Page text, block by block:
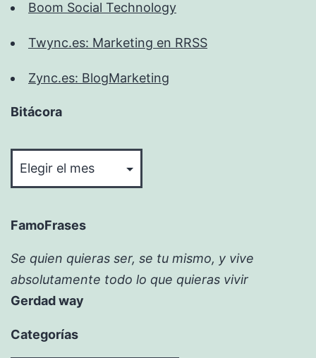
Boom Social Technology
Twync.es: Marketing en RRSS
Zync.es: BlogMarketing
Bitácora
FamoFrases
Se quien quieras ser, se tu mismo, y vive
absolutamente todo lo que quieras vivir
Gerdad way
Categorías